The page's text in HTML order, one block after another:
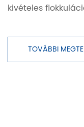
kivételes
TOVÁBBI